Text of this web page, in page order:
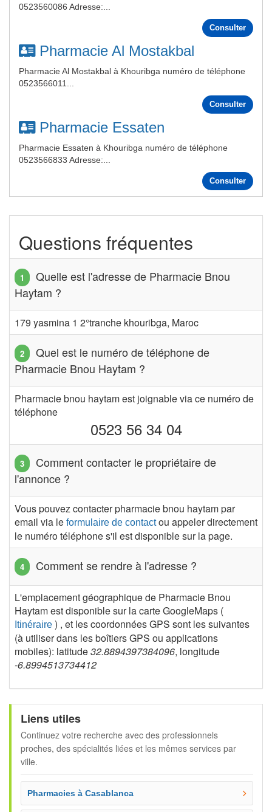
0523560086 Adresse:...
Consulter
Pharmacie Al Mostakbal
Pharmacie Al Mostakbal à Khouribga numéro de téléphone
0523566011...
Consulter
Pharmacie Essaten
Pharmacie Essaten à Khouribga numéro de téléphone
0523566833 Adresse:...
Consulter
Questions fréquentes
Quelle est l'adresse de Pharmacie Bnou
Haytam ?
179 yasmina 1 2°tranche khouribga, Maroc
Quel est le numéro de téléphone de
Pharmacie Bnou Haytam ?
Pharmacie bnou haytam est joignable via ce numéro de
téléphone
0523 56 34 04
Comment contacter le propriétaire de
l'annonce ?
Vous pouvez contacter pharmacie bnou haytam par
email via le formulaire de contactou appeler directement
le numéro téléphone s'il est disponible sur la page.
Comment se rendre à l'adresse ?
L'emplacement géographique de Pharmacie Bnou
Haytam est disponible sur la carte GoogleMaps (
Itinéraire ) , et les coordonnées GPS sont les suivantes
(à utiliser dans les boîtiers GPS ou applications
mobiles): latitude32.8894397384096, longitude
-6.8994513734412
Liens utiles
Continuez votre recherche avec des professionnels
proches, des spécialités liées et les mêmes services par
ville.
Pharmacies à Casablanca